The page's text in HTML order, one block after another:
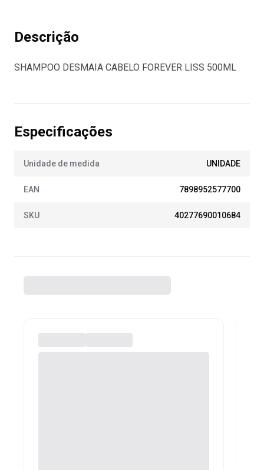
Descrição
SHAMPOO DESMAIA CABELO FOREVER LISS 500ML
Especificações
Unidade de medida UNIDADE
EAN 7898952577700
SKU 40277690010684